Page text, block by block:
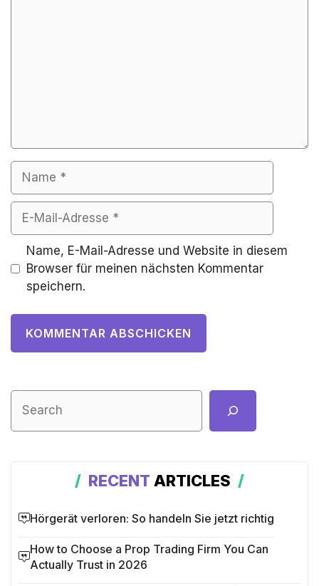
Name
Adresse
Website
Name, E-Mail-Adresse und Website in diesem
Browser für meinen nächsten Kommentar
speichern.
RECENT ARTICLES
Hörgerät verloren: So handeln Sie jetzt richtig
How to Choose a Prop Trading Firm You Can
Actually Trust in 2026